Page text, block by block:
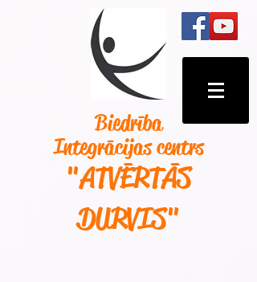
Biedrība
Integrācijas centrs
"ATVĒRTĀS
DURVIS"